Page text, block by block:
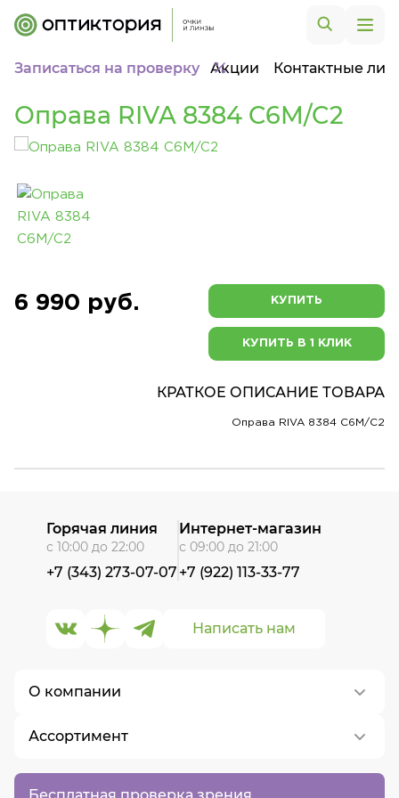
Записаться на проверку Акции Контактные
Оправа RIVA 8384 C6M/C2
6 990 руб. КУПИТЬ
КУПИТЬ В 1 КЛИК
КРАТКОЕ ОПИСАНИЕ ТОВАРА
Оправа RIVA 8384 C6M/C2
Бесплатная проверка зрения
О компании
О нас
Контакты
Ассортимент
Написать нам
Горячая линия
с 10:00 до 22:00
+7 (343) 273-07-07
Интернет-магазин
с 09:00 до 21:00
+7 (922) 113-33-77